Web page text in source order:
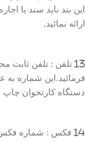
این بند باید سند یا
ارائه نمائید.
13 تلفن : تلفن
فرمائید.این شماره
دستگاه کارتخوان
14 فکس : شماره